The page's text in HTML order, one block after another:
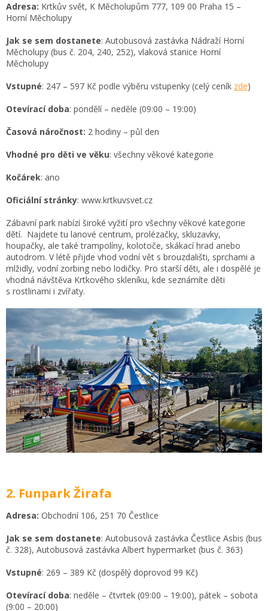
Adresa: Krtkův svět, K Měcholupům 777, 109 00 Praha 15 –
Horní Měcholupy
Jak se sem dostanete: Autobusová zastávka Nádraží Horní
Měcholupy (bus č. 204, 240, 252), vlaková stanice Horní
Měcholupy
Vstupné: 247 – 597 Kč podle výběru vstupenky (celý ceník zde)
Otevírací doba: pondělí – neděle (09:00 – 19:00)
Časová náročnost: 2 hodiny – půl den
Vhodné pro děti ve věku: všechny věkové kategorie
Kočárek: ano
Oficiální stránky: www.krtkuvsvet.cz
Zábavní park nabízí široké vyžití pro všechny věkové kategorie
dětí. Najdete tu lanové centrum, prolézačky, skluzavky,
houpačky, ale také trampolíny, kolotoče, skákací hrad anebo
autodrom. V létě přijde vhod vodní vět s brouzdališti, sprchami a
mlžidly, vodní zorbing nebo lodičky. Pro starší děti, ale i dospělé je
vhodná návštěva Krtkového skleníku, kde seznámíte děti
s rostlinami i zvířaty.
2. Funpark Žirafa
Adresa: Obchodní 106, 251 70 Čestlice
Jak se sem dostanete: Autobusová zastávka Čestlice Asbis (bus
č. 328), Autobusová zastávka Albert hypermarket (bus č. 363)
Vstupné: 269 – 389 Kč (dospělý doprovod 99 Kč)
Otevírací doba: neděle – čtvrtek (09:00 – 19:00), pátek – sobota
(9:00 – 20:00)